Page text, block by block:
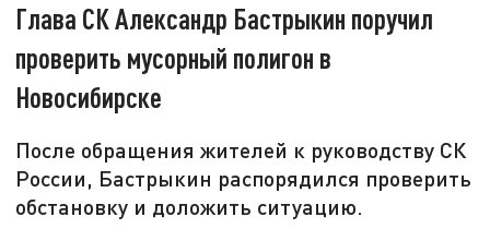
Глава СК Александр Бастрыкин поручил
проверить мусорный полигон в
Новосибирске
После обращения жителей к руководству СК
России, Бастрыкин распорядился проверить
обстановку и доложить ситуацию.